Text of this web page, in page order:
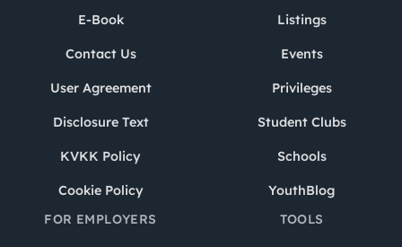
E-Book
Contact Us
User Agreement
Disclosure Text
KVKK Policy
Cookie Policy
Listings
Events
Privileges
Student Clubs
Schools
YouthBlog
FOR EMPLOYERS
TOOLS